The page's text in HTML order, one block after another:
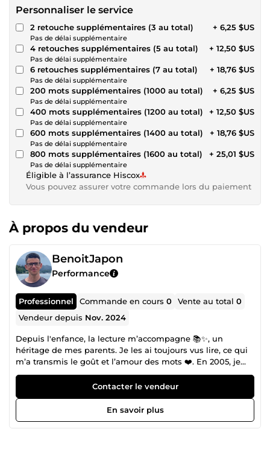
Personnaliser le service
2 retouche supplémentaires (3 au total)
Pas de délai supplémentaire
+ 6,25 $US
4 retouches supplémentaires (5 au total)
Pas de délai supplémentaire
+ 12,50 $US
6 retouches supplémentaires (7 au total)
Pas de délai supplémentaire
+ 18,76 $US
200 mots supplémentaires (1000 au total)
Pas de délai supplémentaire
+ 6,25 $US
400 mots supplémentaires (1200 au total)
Pas de délai supplémentaire
+ 12,50 $US
600 mots supplémentaires (1400 au total)
Pas de délai supplémentaire
+ 18,76 $US
800 mots supplémentaires (1600 au total)
Pas de délai supplémentaire
+ 25,01 $US
Éligible à l’assurance Hiscox
Vous pouvez assurer votre commande lors du paiement
À propos du vendeur
BenoitJapon
Performance
Professionnel Commande en cours0 Vente au total0
Vendeur depuis Nov. 2024
Depuis l'enfance, la lecture m’accompagne 📚✨, un
héritage de mes parents. Je les ai toujours vus lire, ce qui
m’a transmis le goût et l’amour des mots ❤️. En 2005, je
crée un site web sur le Japon, Japan World, un pays qui
me passionne et où j’ai décidé de vivre. Dix-neuf ans plus
tard, avec toujours le même plaisir 😄, je continue d'inviter
les internautes à découvrir ce pays à travers des articles,
des fiches sur des films, des séries, et bien plus encore.
Contacter le vendeur
En savoir plus